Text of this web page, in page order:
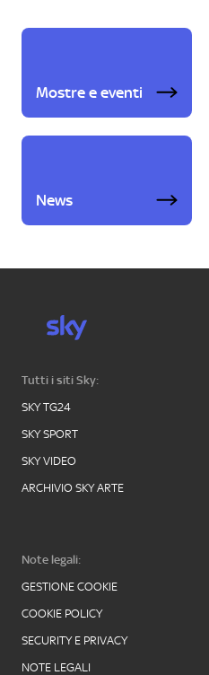
Mostre e eventi
News
Tutti i siti Sky:
SKY TG24
SKY SPORT
SKY VIDEO
ARCHIVIO SKY ARTE
Note legali:
GESTIONE COOKIE
COOKIE POLICY
SECURITY E PRIVACY
NOTE LEGALI